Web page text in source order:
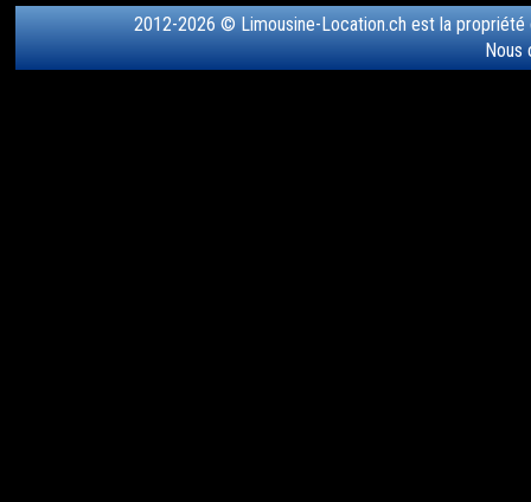
2012-2026 © Limousine-Location.ch est la